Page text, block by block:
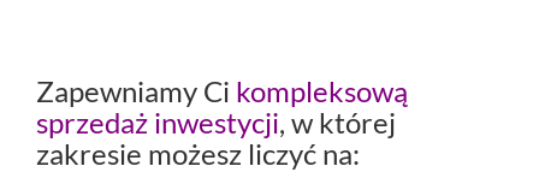
Zapewniamy Ci kompleksową
sprzedaż inwestycji, w której
zakresie możesz liczyć na: